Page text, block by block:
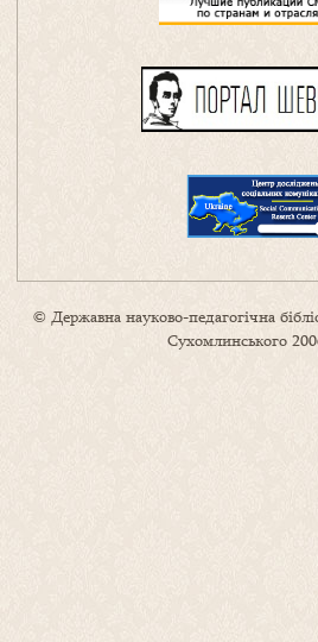
© Державна науково-педагогічна
Сухомлинського